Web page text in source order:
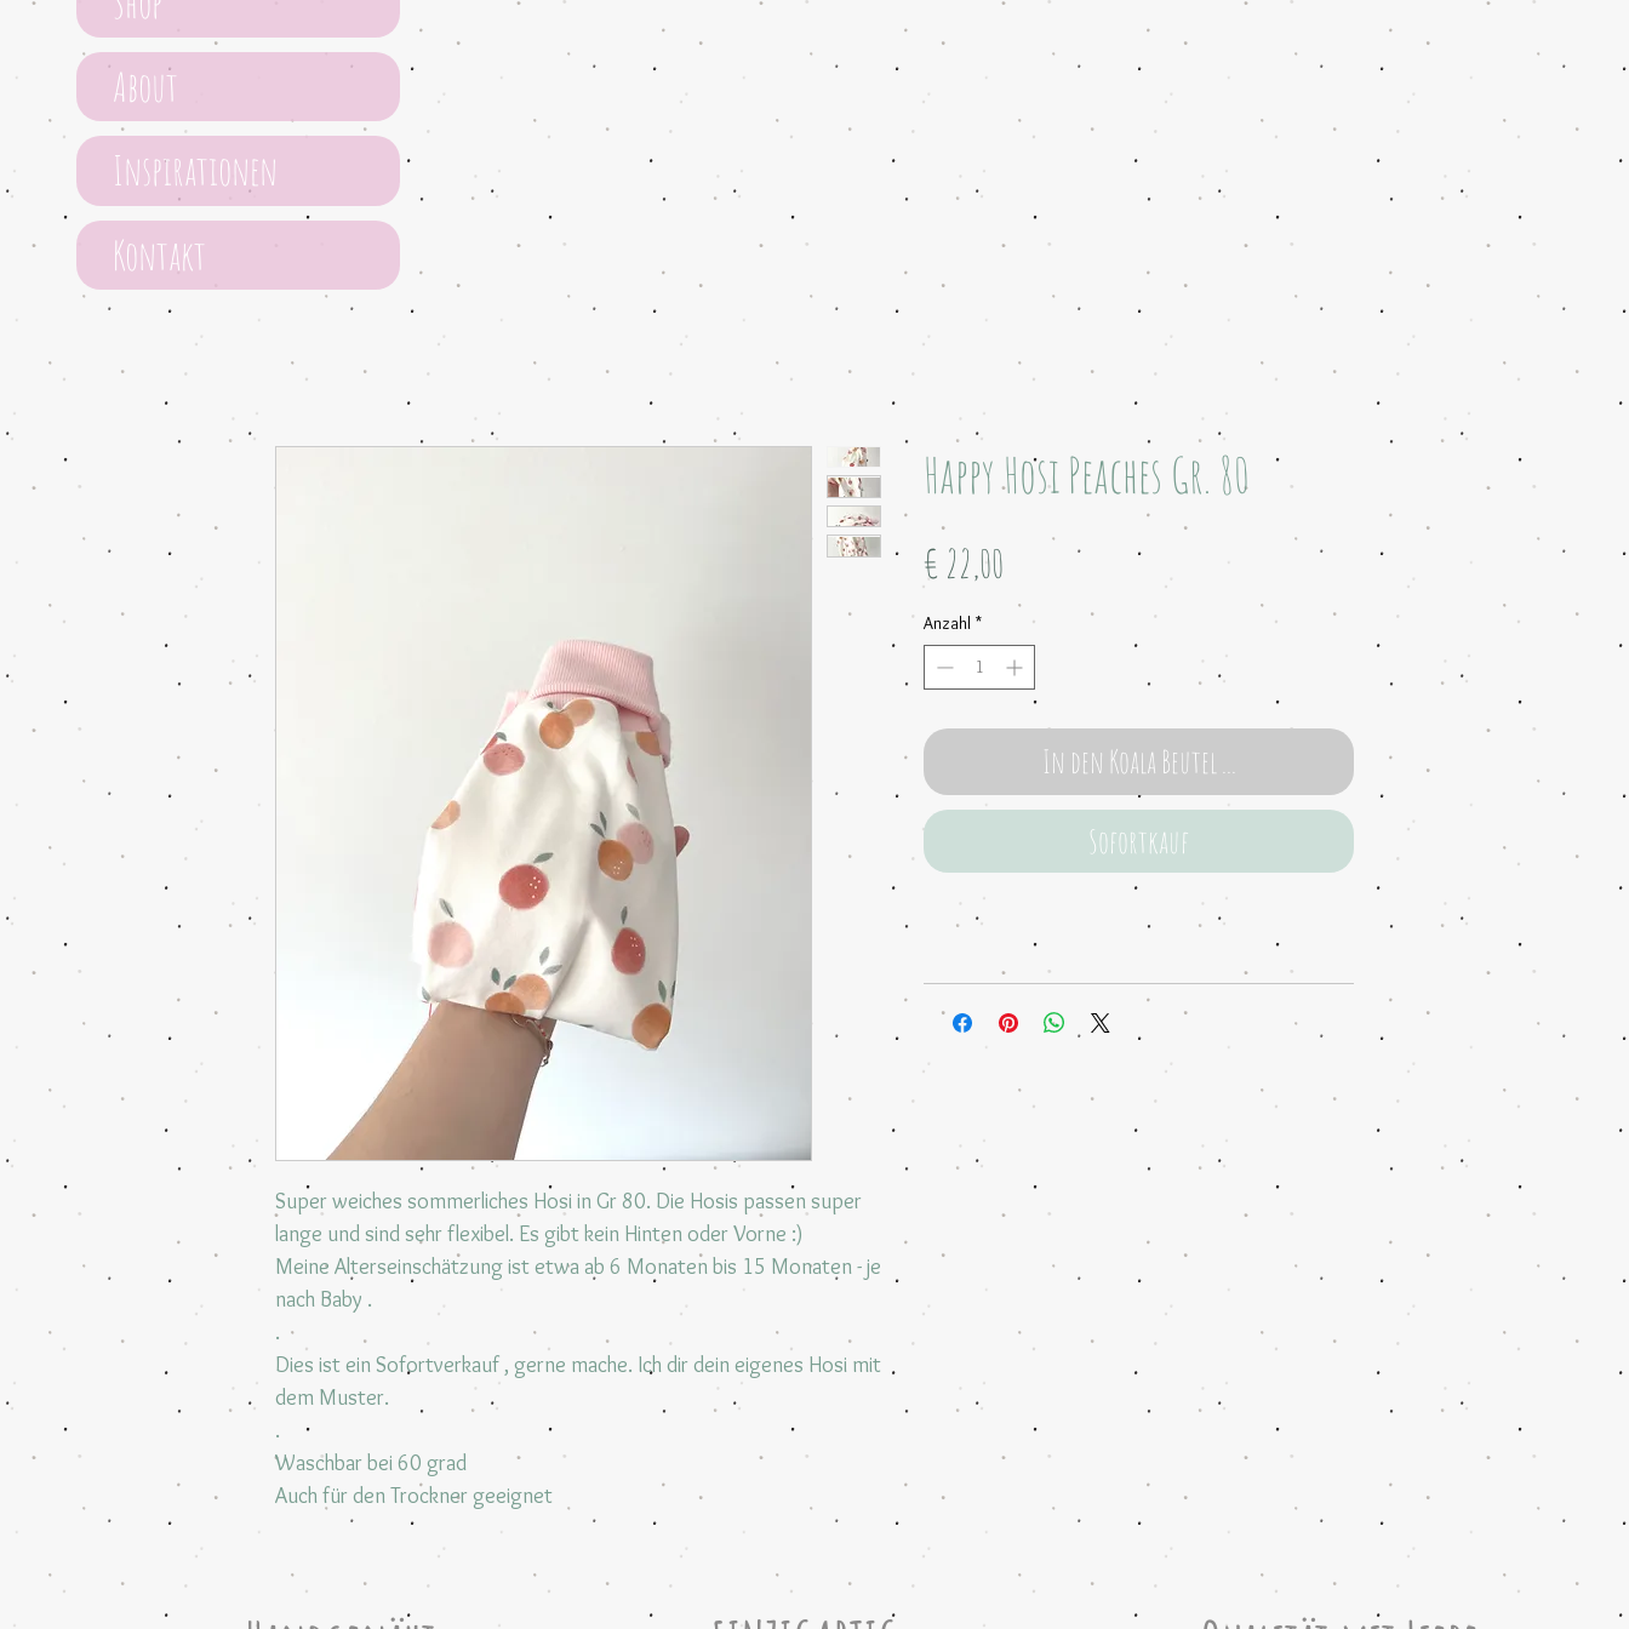
Super weiches sommerliches Hosi in Gr 80. Die Hosis passen super
lange und sind sehr flexibel. Es gibt kein Hinten oder Vorne :)
Meine Alterseinschätzung ist etwa ab 6 Monaten bis 15 Monaten - je
nach Baby .
.
Dies ist ein Sofortverkauf , gerne mache. Ich dir dein eigenes Hosi mit
dem Muster.
.
Waschbar bei 60 grad
Auch für den Trockner geeignet
Happy Hosi Peaches Gr. 80
€ 22,00
Anzahl *
In den Koala Beutel ...
Sofortkauf
About
Inspirationen
Kontakt